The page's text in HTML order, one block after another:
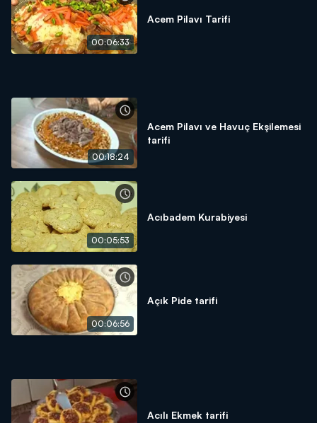
00:06:33
Acem Pilavı Tarifi
00:18:24
Acem Pilavı ve Havuç Ekşilemesi
tarifi
00:05:53
Acıbadem Kurabiyesi
00:06:56
Açık Pide tarifi
Acılı Ekmek tarifi